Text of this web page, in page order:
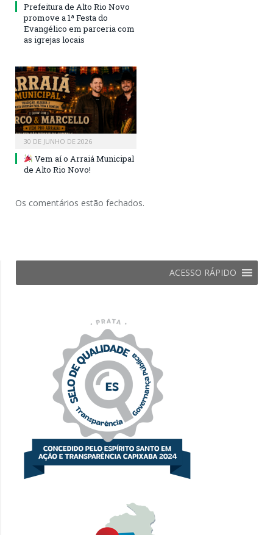
Prefeitura de Alto Rio Novo
promove a 1ª Festa do
Evangélico em parceria com
as igrejas locais
30 DE JUNHO DE 2026
Vem aí o Arraiá Municipal
de Alto Rio Novo!
Os comentários estão fechados.
ACESSO RÁPIDO